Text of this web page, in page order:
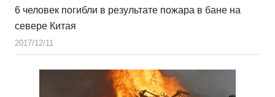
6 человек погибли в результате пожара в бане на
севере Китая
2017/12/11